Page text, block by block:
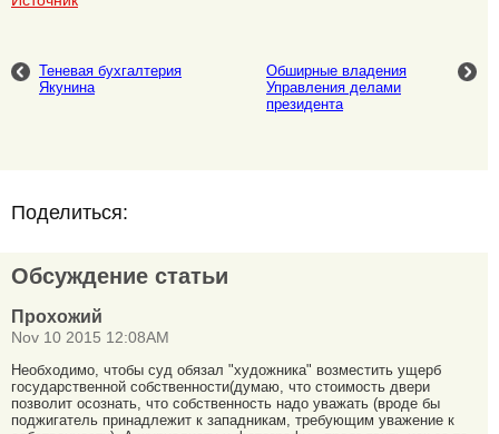
Теневая бухгалтерия
Якунина
Обширные владения
Управления делами
президента
Поделиться:
Обсуждение статьи
Прохожий
Nov 10 2015 12:08AM
Необходимо, чтобы суд обязал "художника" возместить ущерб
государственной собственности(думаю, что стоимость двери
позволит осознать, что собственность надо уважать (вроде бы
поджигатель принадлежит к западникам, требующим уважение к